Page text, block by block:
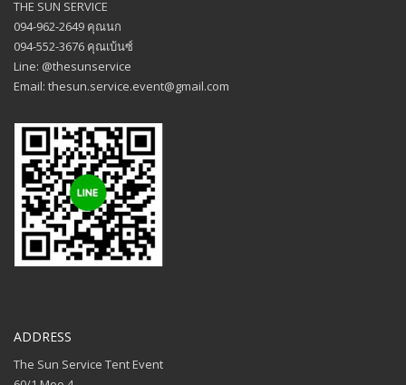
THE SUN SERVICE
094-962-2649 คุณนก
094-552-3676 คุณเบ้นซ์
Line: @thesunservice
Email: thesun.service.event@gmail.com
ADDRESS
The Sun Service Tent Event